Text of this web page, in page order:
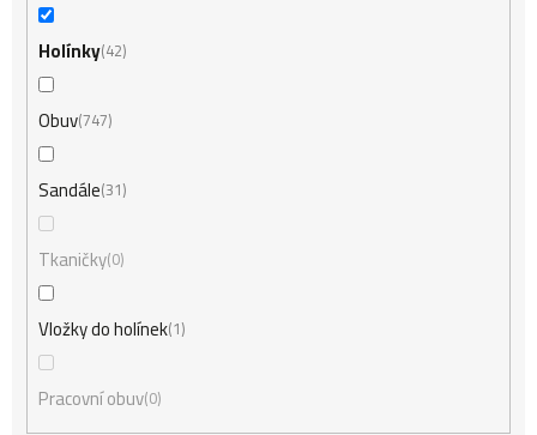
Holínky 42
Obuv747
Sandále 31
Tkaničky 0
Vložky do holínek 1
Pracovní obuv 0